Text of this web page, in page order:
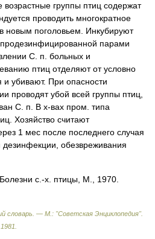
возрастные группы птиц содержат
проводить многократное
новым поголовьем. Инкубируют
парами
С. п. больных и
птиц отделяют от условно
и убивают. При опасности
проводят убой всей группы птиц,
С. п. В х-вах пром. типа
Хозяйство считают
1 мес после последнего случая
обезвреживания
с.-х. птицы, М., 1970.
словарь. — М.: "Советская Энциклопедия".
1981